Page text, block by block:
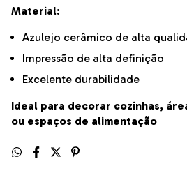
Material:
Azulejo cerâmico de alta
Impressão de alta definição
Excelente durabilidade
Ideal para decorar cozinhas,
ou espaços de alimentação